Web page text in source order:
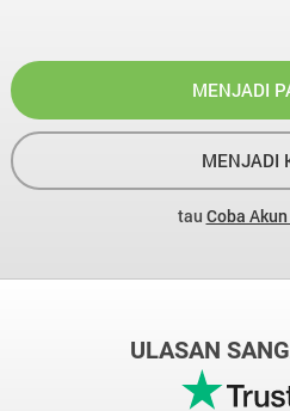
MENJADI
MENJADI
tau Coba
ULASAN